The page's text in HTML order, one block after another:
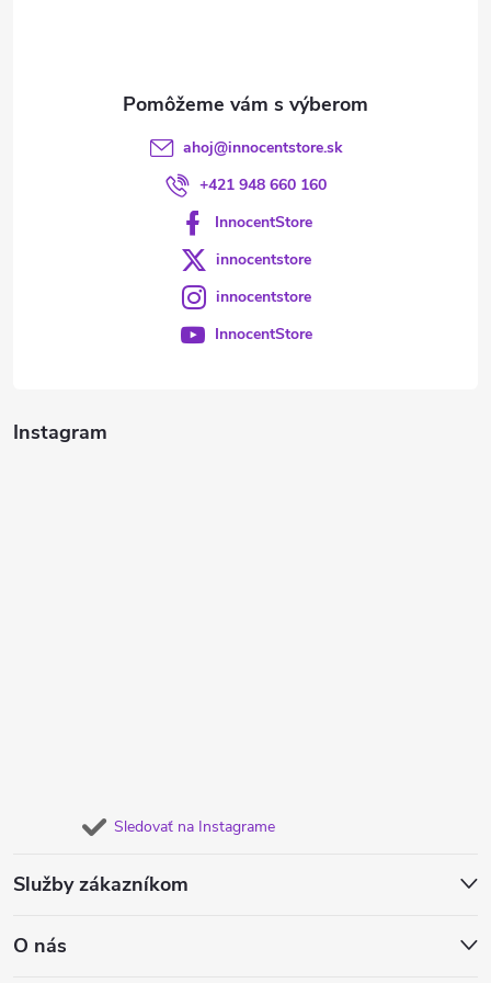
Instagram
Sledovať na Instagrame
Služby zákazníkom
O nás
ahoj@innocentstore.sk
+421 948 660 160
InnocentStore
innocentstore
innocentstore
InnocentStore